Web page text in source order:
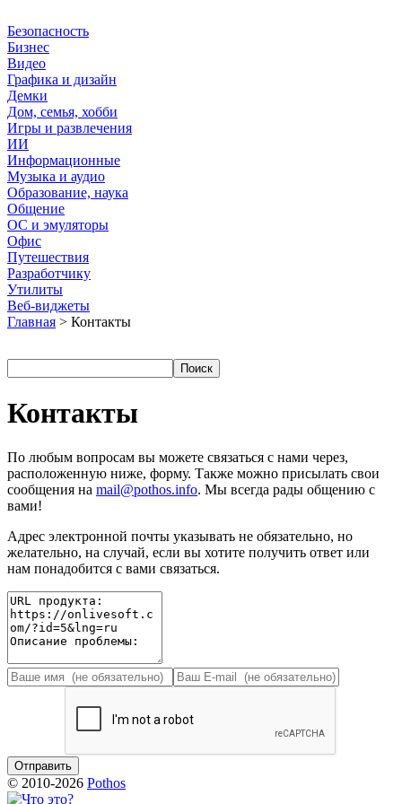
Безопасность
Бизнес
Видео
Графика и дизайн
Демки
Дом, семья, хобби
Игры и развлечения
ИИ
Информационные
Музыка и аудио
Образование, наука
Общение
ОС и эмуляторы
Офис
Путешествия
Разработчику
Утилиты
Веб-виджеты
Главная > Контакты
Контакты
По любым вопросам вы можете связаться с нами через,
расположенную ниже, форму. Также можно присылать свои
сообщения на mail@pothos.info. Мы всегда рады общению с
вами!
Адрес электронной почты указывать не обязательно, но
желательно, на случай, если вы хотите получить ответ или
нам понадобится с вами связаться.
© 2010-2026 Pothos